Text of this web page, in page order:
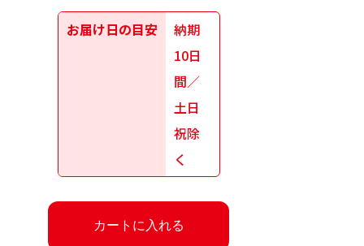
お届け日の目安
納期
10日
間／
土日
祝除
く